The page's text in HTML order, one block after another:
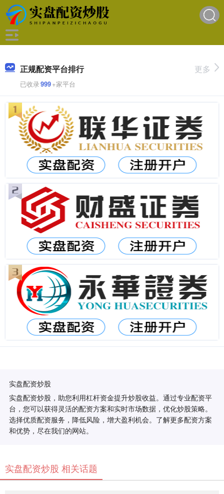
正规配资平台排行
已收录999+家平台
更多
实盘配资炒股
实盘配资炒股，助您利用杠杆资金提升炒股收益。通过专业配资平
台，您可以获得灵活的配资方案和实时市场数据，优化炒股策略。
选择优质配资服务，降低风险，增大盈利机会。了解更多配资方案
和优势，尽在我们的网站。
实盘配资炒股 相关话题